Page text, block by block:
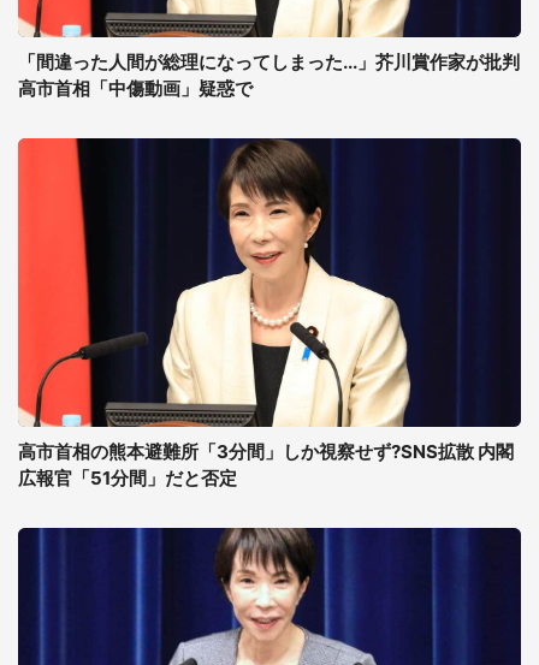
「間違った人間が総理になってしまった...」芥川賞作家が批判
高市首相「中傷動画」疑惑で
高市首相の熊本避難所「3分間」しか視察せず?SNS拡散 内閣
広報官「51分間」だと否定